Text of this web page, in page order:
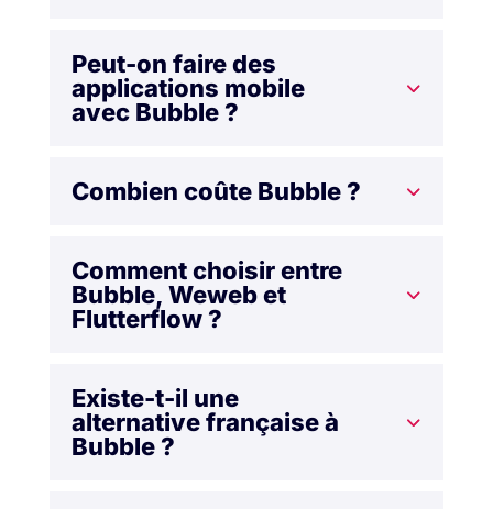
Peut-on faire des
applications mobile
avec Bubble ?
Combien coûte Bubble ?
Comment choisir entre
Bubble, Weweb et
Flutterflow ?
Existe-t-il une
alternative française à
Bubble ?